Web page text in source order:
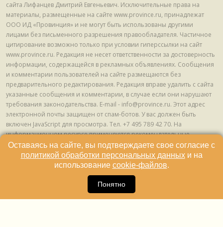
сайта Лифанцев Дмитрий Евгеньевич. Исключительные права на
материалы, размещенные на сайте www.province.ru, принадлежат
ООО ИД «Провинция» и не могут быть использованы другими
лицами без письменного разрешения правообладателя. Частичное
цитирование возможно только при условии гиперссылки на сайт
www.province.ru. Редакция не несет ответственности за достоверность
информации, содержащейся в рекламных объявлениях. Сообщения
и комментарии пользователей на сайте размещаются без
предварительного редактирования. Редакция вправе удалить с сайта
указанные сообщения и комментарии, в случае если они нарушают
требования законодательства. E-mail - info@province.ru. Этот адрес
электронной почты защищен от спам-ботов. У вас должен быть
включен JavaScript для просмотра. Tел. +7 495 789 42 70. На
информационном ресурсе применяются рекомендательные
технологии (информационные технологии предоставления
информации на основе сбора, систематизации и анализа сведений,
относящихся к предпочтениям пользователей сети "Интернет",
находящихся на территории Российской Федерации) © ООО ИД
Оставаясь на сайте, вы подтверждаете свое согласие с
политикой обработки персональных данныхи на
использование cookie-файлов.
Понятно